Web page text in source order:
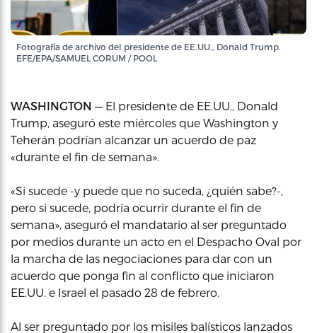
Fotografía de archivo del presidente de EE.UU., Donald Trump.
EFE/EPA/SAMUEL CORUM / POOL
WASHINGTON — El presidente de EE.UU., Donald
Trump, aseguró este miércoles que Washington y
Teherán podrían alcanzar un acuerdo de paz
«durante el fin de semana».
«Si sucede -y puede que no suceda, ¿quién sabe?-,
pero si sucede, podría ocurrir durante el fin de
semana», aseguró el mandatario al ser preguntado
por medios durante un acto en el Despacho Oval por
la marcha de las negociaciones para dar con un
acuerdo que ponga fin al conflicto que iniciaron
EE.UU. e Israel el pasado 28 de febrero.
Al ser preguntado por los misiles balísticos lanzados